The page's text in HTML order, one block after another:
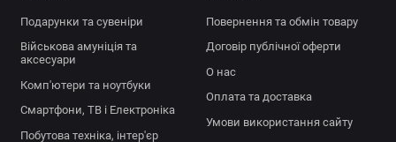
Подарунки та сувеніри
Військова амуніція та
аксесуари
Комп'ютери та ноутбуки
Смартфони, ТВ і Електроніка
Побутова техніка, інтер'єр
Повернення та обмін товару
Договір публічної оферти
О нас
Оплата та доставка
Умови використання сайту